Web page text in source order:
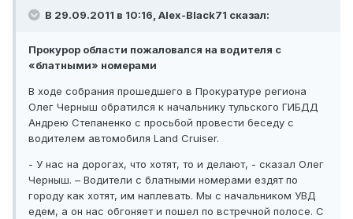
В 29.09.2011 в 10:16, Alex-Black71 сказал:
Прокурор области пожаловался на водителя с
«блатными» номерами
В ходе собрания прошедшего в Прокуратуре региона
Олег Черныш обратился к начальнику тульского ГИБДД
Андрею Степаненко с просьбой провести беседу с
водителем автомобиля Land Cruiser.
- У нас на дорогах, что хотят, то и делают, - сказал Олег
Черныш. – Водители с блатными номерами ездят по
городу как хотят, им наплевать. Мы с начальником УВД
едем, а он нас обгоняет и пошел по встречной полосе. С